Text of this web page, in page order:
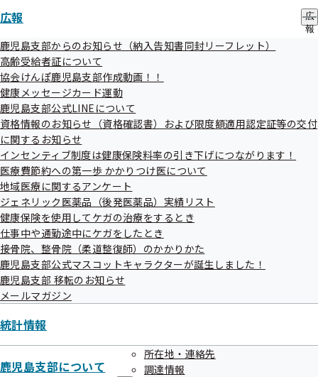
広報
広
報
ー
鹿児島支部からのお知らせ（納入告知書同封リーフレット）
高齢受給者証について
協会けんぽ鹿児島支部作成動画！！
健康メッセージカード運動
鹿児島支部公式LINEについて
資格情報のお知らせ（資格確認書）および限度額適用認定証等の交付
に関するお知らせ
インセンティブ制度は健康保険料率の引き下げにつながります！
医療費節約への第一歩 かかりつけ医について
地域医療に関するアンケート
ジェネリック医薬品（後発医薬品）実績リスト
健康保険を使用してケガの治療をするとき
仕事中や通勤途中にケガをしたとき
接骨院、整骨院（柔道整復師）のかかりかた
鹿児島支部公式マスコットキャラクターが誕生しました！
鹿児島支部 移転のお知らせ
メールマガジン
統計情報
鹿児島支部について
所在地・連絡先
調達情報
ます。
資格が確認できるもの
・マイナ保険証とマイナポータルの保険資格画面の提示
・マイナ保険証と資格情報のお知らせ
・資格確認書又は被保険者
高齢受給者証の交付
交付要件
被保険者及び
70歳以上の方が被保険者となったとき
70歳以上の方を被扶養者として認定したとき